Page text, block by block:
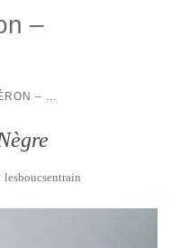
–
–
lesboucsentrain